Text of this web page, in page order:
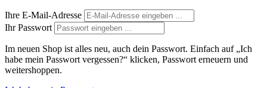
Ihre E-Mail-Adresse
Ihr Passwort
Im neuen Shop ist alles neu, auch dein Passwort. Einfach auf „Ich
habe mein Passwort vergessen?“ klicken, Passwort erneuern und
weitershoppen.